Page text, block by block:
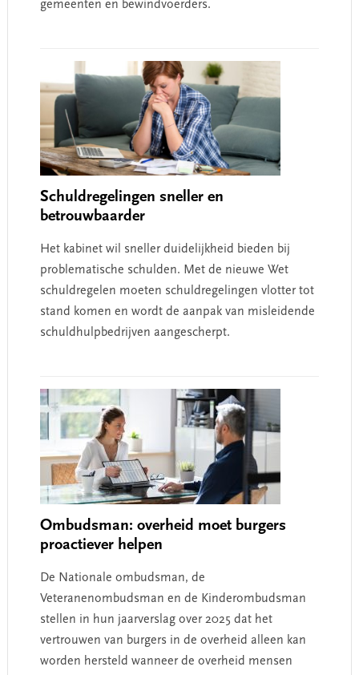
gemeenten en bewindvoerders.
Schuldregelingen sneller en
betrouwbaarder
Het kabinet wil sneller duidelijkheid bieden bij
problematische schulden. Met de nieuwe Wet
schuldregelen moeten schuldregelingen vlotter tot
stand komen en wordt de aanpak van misleidende
schuldhulpbedrijven aangescherpt.
Ombudsman: overheid moet burgers
proactiever helpen
De Nationale ombudsman, de
Veteranenombudsman en de Kinderombudsman
stellen in hun jaarverslag over 2025 dat het
vertrouwen van burgers in de overheid alleen kan
worden hersteld wanneer de overheid mensen